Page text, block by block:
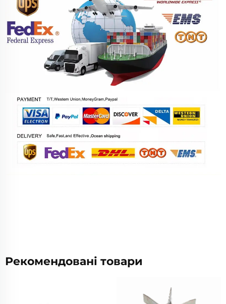
Рекомендовані товари